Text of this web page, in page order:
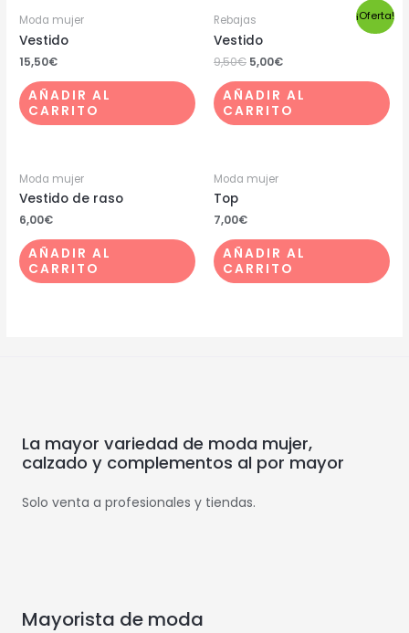
Moda mujer
Vestido
15,50€
AÑADIR AL
CARRITO
¡Oferta!
Rebajas
Vestido
9,50€ 5,00€
AÑADIR AL
CARRITO
Moda mujer
Vestido de raso
6,00€
AÑADIR AL
CARRITO
Moda mujer
Top
7,00€
AÑADIR AL
CARRITO
La mayor variedad de moda mujer,
calzado y complementos al por mayor
Solo venta a profesionales y tiendas.
Mayorista de moda